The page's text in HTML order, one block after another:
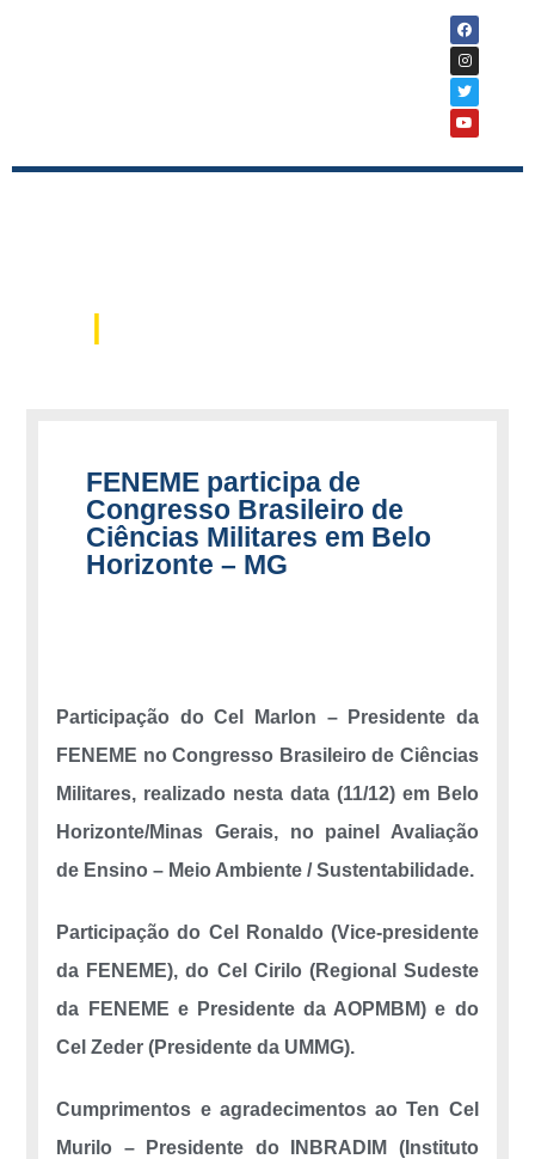
|
FENEME participa de
Congresso Brasileiro de
Ciências Militares em Belo
Horizonte – MG
Participação do Cel Marlon – Presidente da
FENEME no Congresso Brasileiro de Ciências
Militares, realizado nesta data (11/12) em Belo
Horizonte/Minas Gerais, no painel Avaliação
de Ensino – Meio Ambiente / Sustentabilidade.
Participação do Cel Ronaldo (Vice-presidente
da FENEME), do Cel Cirilo (Regional Sudeste
da FENEME e Presidente da AOPMBM) e do
Cel Zeder (Presidente da UMMG).
Cumprimentos e agradecimentos ao Ten Cel
Murilo – Presidente do INBRADIM (Instituto